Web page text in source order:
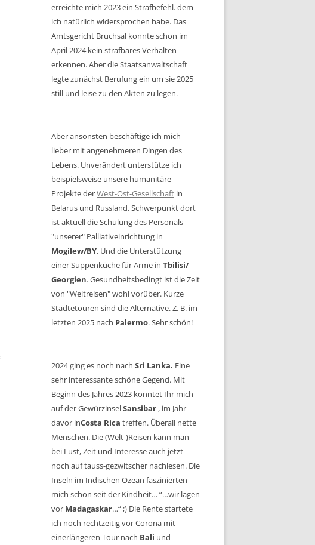
erreichte mich 2023 ein Strafbefehl. dem
ich natürlich widersprochen habe. Das
Amtsgericht Bruchsal konnte schon im
April 2024 kein strafbares Verhalten
erkennen. Aber die Staatsanwaltschaft
legte zunächst Berufung ein um sie 2025
still und leise zu den Akten zu legen.
Aber ansonsten beschäftige ich mich
lieber mit angenehmeren Dingen des
Lebens. Unverändert unterstütze ich
beispielsweise unsere humanitäre
Projekte derWest-Ost-Gesellschaft in
Belarus und Russland. Schwerpunkt dort
ist aktuell die Schulung des Personals
"unserer" Palliativeinrichtung in
Mogilew/BY. Und die Unterstützung
einer Suppenküche für Arme in Tbilisi/
Georgien. Gesundheitsbedingt ist die Zeit
von "Weltreisen" wohl vorüber. Kurze
Städtetouren sind die Alternative. Z. B. im
letzten 2025 nach Palermo. Sehr schön!
2024 ging es noch nach Sri Lanka. Eine
sehr interessante schöne Gegend. Mit
Beginn des Jahres 2023 konntet Ihr mich
auf der GewürzinselSansibar , im Jahr
davor inCosta Rica treffen. Überall nette
Menschen. Die (Welt-)Reisen kann man
bei Lust, Zeit und Interesse auch jetzt
noch auf tauss-gezwitscher nachlesen. Die
Inseln im Indischen Ozean faszinierten
mich schon seit der Kindheit… “…wir lagen
vor Madagaskar…“ ;) Die Rente startete
ich noch rechtzeitig vor Corona mit
einerlängeren Tour nach Bali und